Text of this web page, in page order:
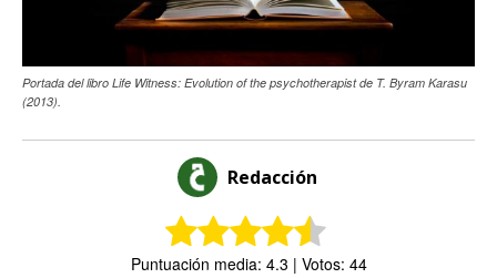
Portada del libro Life Witness: Evolution of the psychotherapist de T. Byram Karasu
(2013).
Redacción
Puntuación media: 4.3 | Votos: 44